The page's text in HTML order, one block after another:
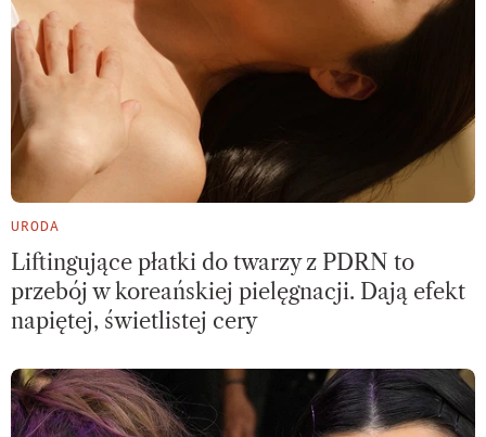
URODA
Liftingujące płatki do twarzy z PDRN to
przebój w koreańskiej pielęgnacji. Dają efekt
napiętej, świetlistej cery